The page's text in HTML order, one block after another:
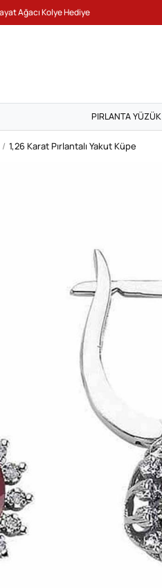
Ağacı Kolye Hediye
PIRLANTA YÜZÜK
1,26 Karat Pırlantalı Yakut Küpe